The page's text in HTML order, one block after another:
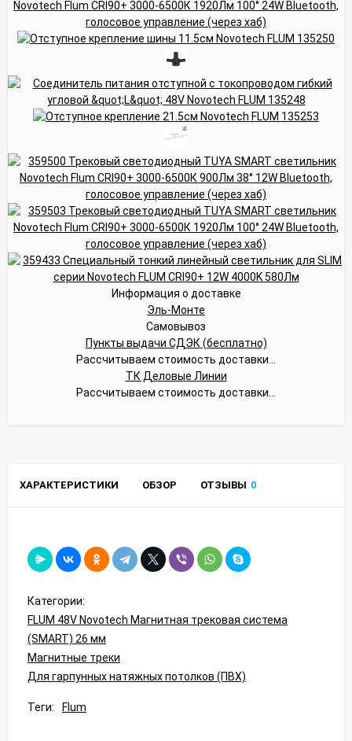
Информация о доставке
Эль-Монте
Самовывоз
Пункты выдачи СДЭК (бесплатно)
Рассчитываем стоимость доставки...
ТК Деловые Линии
Рассчитываем стоимость доставки...
ХАРАКТЕРИСТИКИ ОБЗОР ОТЗЫВЫ 0
Категории:
FLUM 48V Novotech Магнитная трековая система
(SMART) 26 мм
Магнитные треки
Для гарпунных натяжных потолков (ПВХ)
Теги: Flum